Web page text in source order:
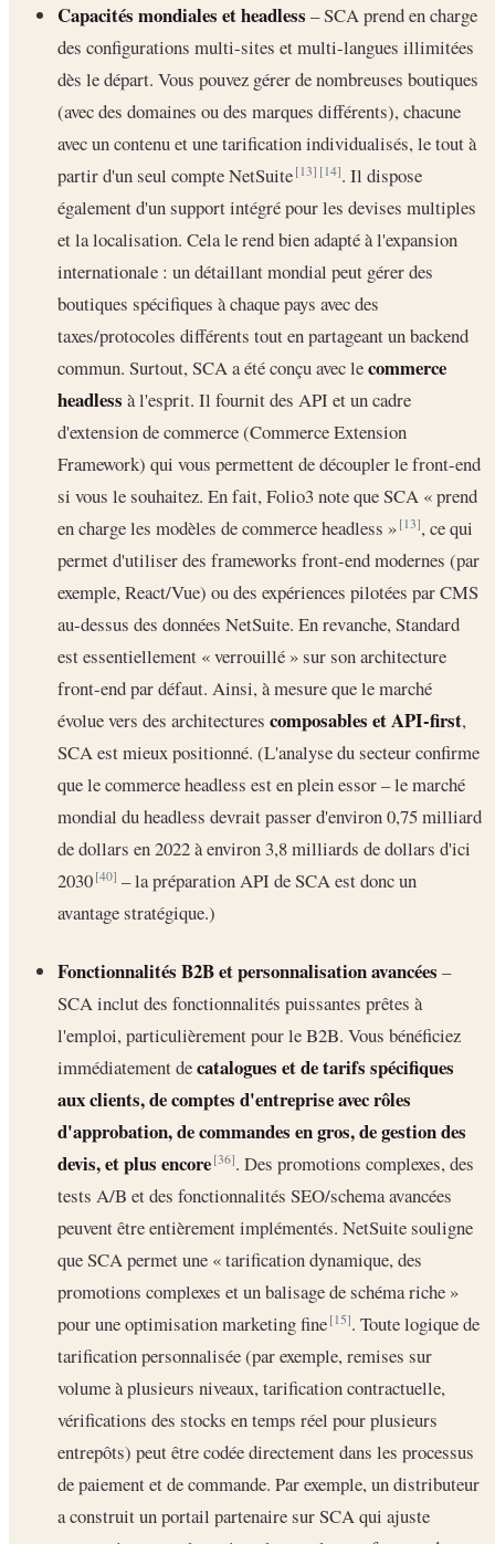
Capacités mondiales et headless – SCA prend en charge
des configurations multi-sites et multi-langues illimitées
dès le départ. Vous pouvez gérer de nombreuses boutiques
(avec des domaines ou des marques différents), chacune
avec un contenu et une tarification individualisés, le tout à
partir d'un seul compte NetSuite[13] [14]. Il dispose
également d'un support intégré pour les devises multiples
et la localisation. Cela le rend bien adapté à l'expansion
internationale : un détaillant mondial peut gérer des
boutiques spécifiques à chaque pays avec des
taxes/protocoles différents tout en partageant un backend
commun. Surtout, SCA a été conçu avec lecommerce
headless à l'esprit. Il fournit des API et un cadre
d'extension de commerce (Commerce Extension
Framework) qui vous permettent de découpler le front-end
si vous le souhaitez. En fait, Folio3 note que SCA « prend
en charge les modèles de commerce headless »[13], ce qui
permet d'utiliser des frameworks front-end modernes (par
exemple, React/Vue) ou des expériences pilotées par CMS
au-dessus des données NetSuite. En revanche, Standard
est essentiellement « verrouillé » sur son architecture
front-end par défaut. Ainsi, à mesure que le marché
évolue vers des architectures composables et API-first,
SCA est mieux positionné. (L'analyse du secteur confirme
que le commerce headless est en plein essor – le marché
mondial du headless devrait passer d'environ 0,75 milliard
de dollars en 2022 à environ 3,8 milliards de dollars d'ici
2030[40] – la préparation API de SCA est donc un
avantage stratégique.)
Fonctionnalités B2B et personnalisation avancées –
SCA inclut des fonctionnalités puissantes prêtes à
l'emploi, particulièrement pour le B2B. Vous bénéficiez
immédiatement decatalogues et de tarifs spécifiques
aux clients, de comptes d'entreprise avec rôles
d'approbation, de commandes en gros, de gestion des
devis, et plus encore [36]. Des promotions complexes, des
tests A/B et des fonctionnalités SEO/schema avancées
peuvent être entièrement implémentés. NetSuite souligne
que SCA permet une « tarification dynamique, des
promotions complexes et un balisage de schéma riche »
pour une optimisation marketing fine[15]. Toute logique de
tarification personnalisée (par exemple, remises sur
volume à plusieurs niveaux, tarification contractuelle,
vérifications des stocks en temps réel pour plusieurs
entrepôts) peut être codée directement dans les processus
de paiement et de commande. Par exemple, un distributeur
a construit un portail partenaire sur SCA qui ajuste